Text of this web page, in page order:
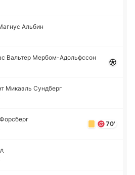
Альбин
Ва­льтер Ме­рбо­м-А­до­льфссон
Ми­каэль Су­ндберг
70'